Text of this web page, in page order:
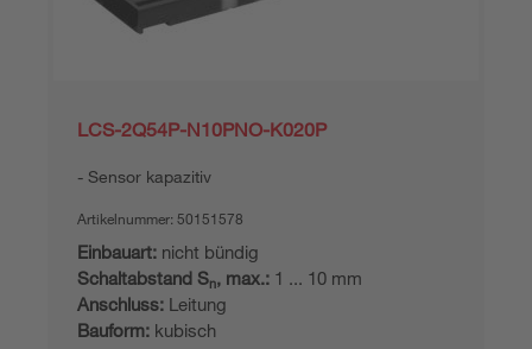
LCS-2Q54P-N10PNO-K020P
Sensor kapazitiv
Artikelnummer: 50151578
Einbauart: nicht bündig
Schaltabstand Sn, max.: 1 ... 10 mm
Anschluss: Leitung
Bauform: kubisch